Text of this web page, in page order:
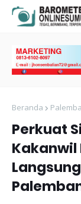
Beranda
Perkuat
Kakanwil